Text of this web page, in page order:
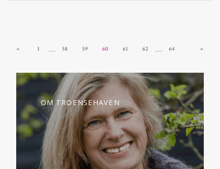
« 1 … 58 59 60 61 62 … 64 »
OM TROENSEHAVEN